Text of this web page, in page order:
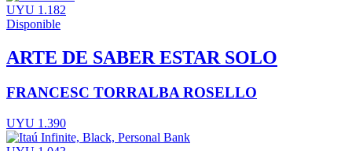
UYU 1.182
Disponible
ARTE DE SABER ESTAR SOLO
FRANCESC TORRALBA ROSELLO
UYU 1.390